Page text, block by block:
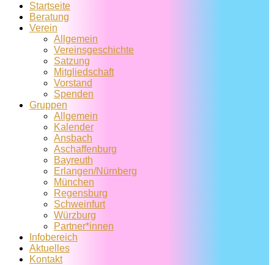
Startseite
Beratung
Verein
Allgemein
Vereins­geschichte
Satzung
Mitglied­schaft
Vorstand
Spenden
Gruppen
Allgemein
Kalender
Ansbach
Aschaffenburg
Bayreuth
Erlangen/Nürnberg
München
Regensburg
Schweinfurt
Würzburg
Partner*innen
Infobereich
Aktuelles
Kontakt